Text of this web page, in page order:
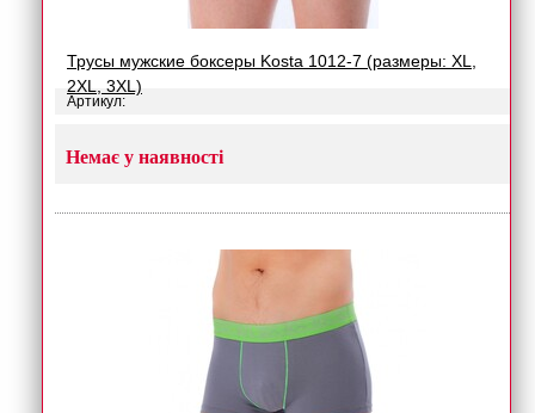
Трусы мужские боксеры Kosta 1012-7 (размеры: XL,
2XL, 3XL)
Артикул:
Немає у наявності